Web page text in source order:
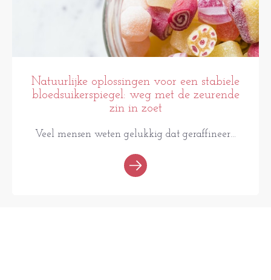
Natuurlijke oplossingen voor een stabiele
bloedsuikerspiegel: weg met de zeurende
zin in zoet
Veel mensen weten gelukkig dat geraffineer...